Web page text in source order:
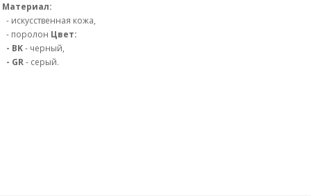
Материал:
- искусственная кожа,
- поролон Цвет:
- BK- черный,
- GR- серый.